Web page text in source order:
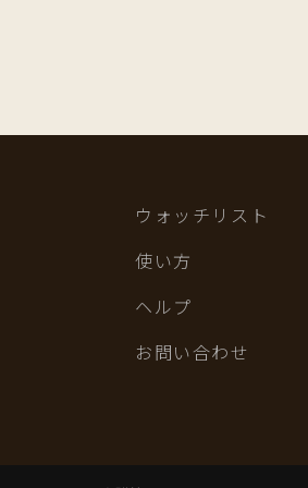
ウォッチリスト
使い方
ヘルプ
お問い合わせ